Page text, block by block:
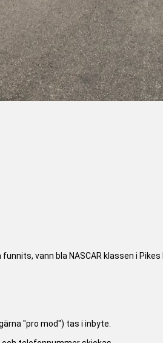
vann bla NASCAR klassen i
"pro mod") tas i inbyte.